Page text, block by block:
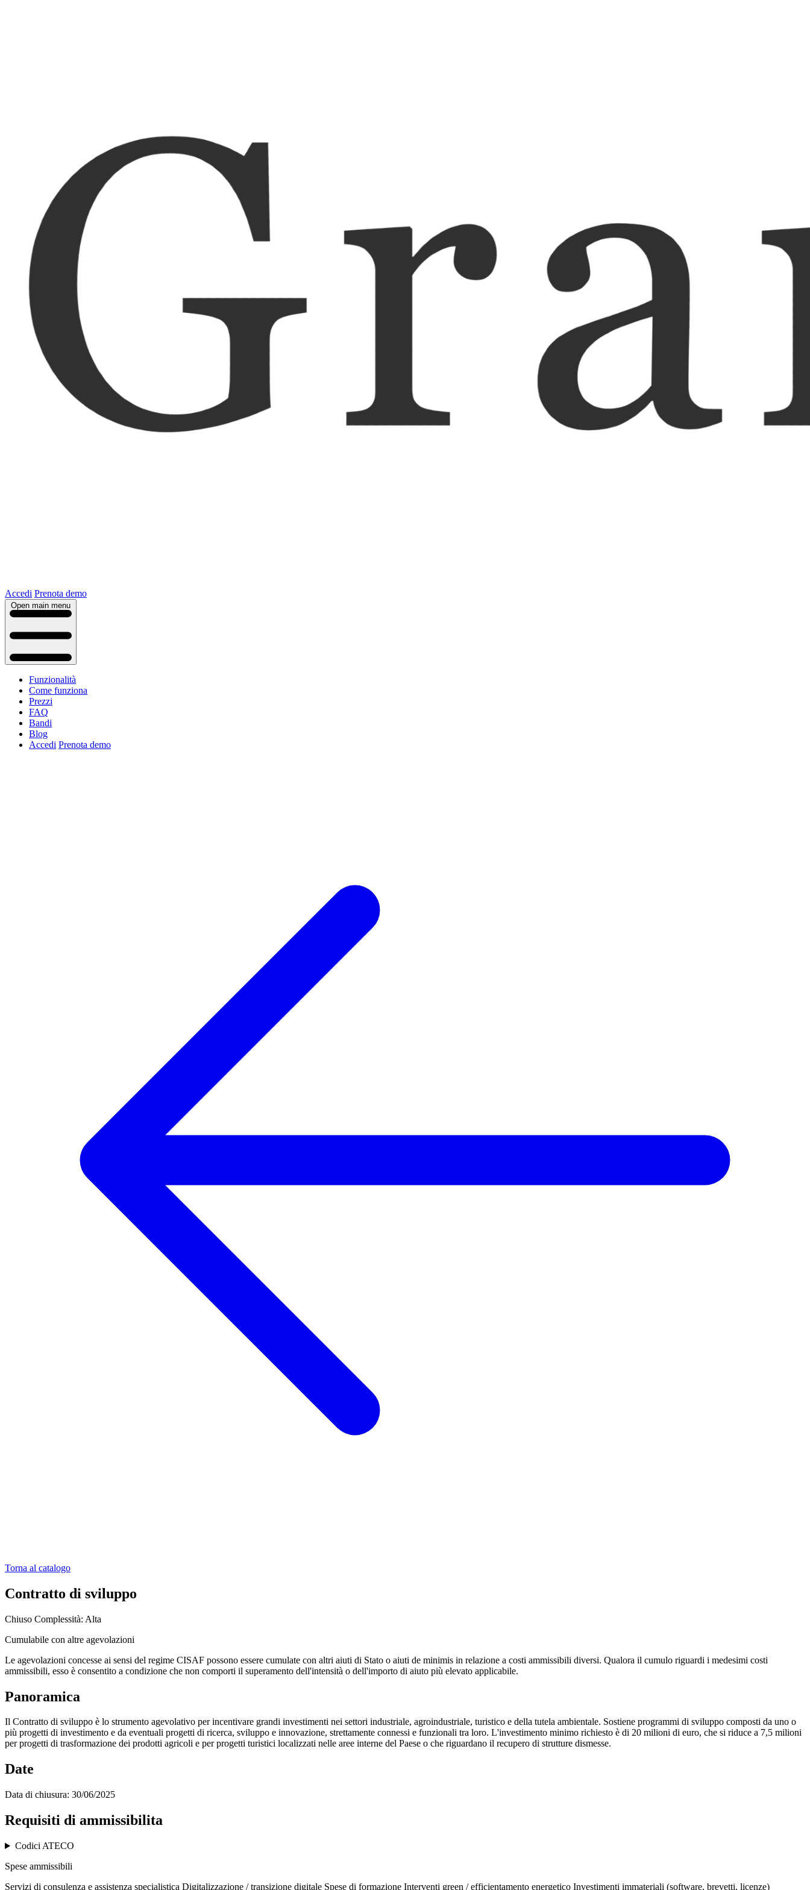
Accedi Prenota demo
Open main menu
Funzionalità
Come funziona
Prezzi
FAQ
Bandi
Blog
Accedi Prenota demo
Torna al catalogo
Contratto di sviluppo
Chiuso Complessità: Alta
Cumulabile con altre agevolazioni
Le agevolazioni concesse ai sensi del regime CISAF possono essere cumulate con altri aiuti di Stato o aiuti de minimis in relazione a costi ammissibili diversi. Qualora il cumulo riguardi i medesimi costi
ammissibili, esso è consentito a condizione che non comporti il superamento dell'intensità o dell'importo di aiuto più elevato applicabile.
Panoramica
Il Contratto di sviluppo è lo strumento agevolativo per incentivare grandi investimenti nei settori industriale, agroindustriale, turistico e della tutela ambientale. Sostiene programmi di sviluppo composti da uno o
più progetti di investimento e da eventuali progetti di ricerca, sviluppo e innovazione, strettamente connessi e funzionali tra loro. L'investimento minimo richiesto è di 20 milioni di euro, che si riduce a 7,5 milioni
per progetti di trasformazione dei prodotti agricoli e per progetti turistici localizzati nelle aree interne del Paese o che riguardano il recupero di strutture dismesse.
Date
Data di chiusura: 30/06/2025
Requisiti di ammissibilita
Codici ATECO
Spese ammissibili
Servizi di consulenza e assistenza specialistica Digitalizzazione / transizione digitale Spese di formazione Interventi green / efficientamento energetico Investimenti immateriali (software, brevetti, licenze)